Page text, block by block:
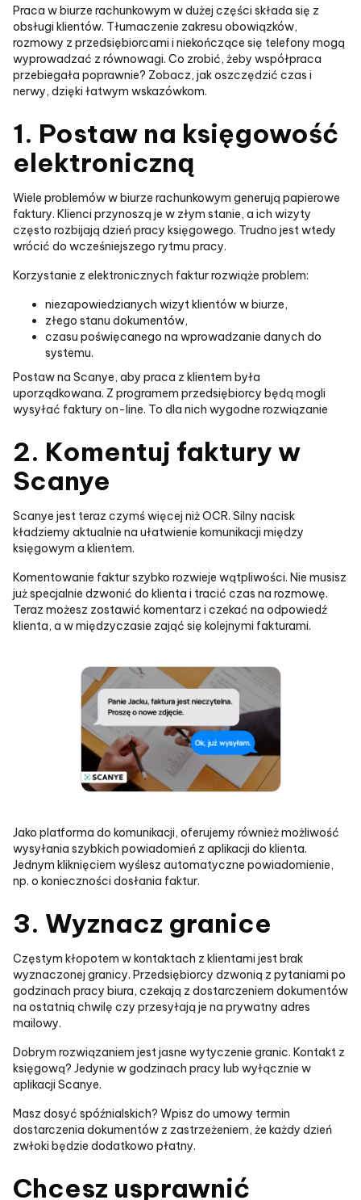
Praca w biurze rachunkowym w dużej części składa się z
obsługi klientów. Tłumaczenie zakresu obowiązków,
rozmowy z przedsiębiorcami i niekończące się telefony mogą
wyprowadzać z równowagi. Co zrobić, żeby współpraca
przebiegała poprawnie? Zobacz, jak oszczędzić czas i
nerwy, dzięki łatwym wskazówkom.
1. Postaw na księgowość
elektroniczną
Wiele problemów w biurze rachunkowym generują papierowe
faktury. Klienci przynoszą je w złym stanie, a ich wizyty
często rozbijają dzień pracy księgowego. Trudno jest wtedy
wrócić do wcześniejszego rytmu pracy.
Korzystanie z elektronicznych faktur rozwiąże problem:
niezapowiedzianych wizyt klientów w biurze,
złego stanu dokumentów,
czasu poświęcanego na wprowadzanie danych do
systemu.
Postaw na Scanye, aby praca z klientem była
uporządkowana. Z programem przedsiębiorcy będą mogli
wysyłać faktury on-line. To dla nich wygodne rozwiązanie
2. Komentuj faktury w
Scanye
Scanye jest teraz czymś więcej niż OCR. Silny nacisk
kładziemy aktualnie na ułatwienie komunikacji między
księgowym a klientem.
Komentowanie faktur szybko rozwieje wątpliwości. Nie musisz
już specjalnie dzwonić do klienta i tracić czas na rozmowę.
Teraz możesz zostawić komentarz i czekać na odpowiedź
klienta, a w międzyczasie zająć się kolejnymi fakturami.
Jako platforma do komunikacji, oferujemy również możliwość
wysyłania szybkich powiadomień z aplikacji do klienta.
Jednym kliknięciem wyślesz automatyczne powiadomienie,
np. o konieczności dosłania faktur.
3. Wyznacz granice
Częstym kłopotem w kontaktach z klientami jest brak
wyznaczonej granicy. Przedsiębiorcy dzwonią z pytaniami po
godzinach pracy biura, czekają z dostarczeniem dokumentów
na ostatnią chwilę czy przesyłają je na prywatny adres
mailowy.
Dobrym rozwiązaniem jest jasne wytyczenie granic. Kontakt z
księgową? Jedynie w godzinach pracy lub wyłącznie w
aplikacji Scanye.
Masz dosyć spóźnialskich? Wpisz do umowy termin
dostarczenia dokumentów z zastrzeżeniem, że każdy dzień
zwłoki będzie dodatkowo płatny.
Chcesz usprawnić